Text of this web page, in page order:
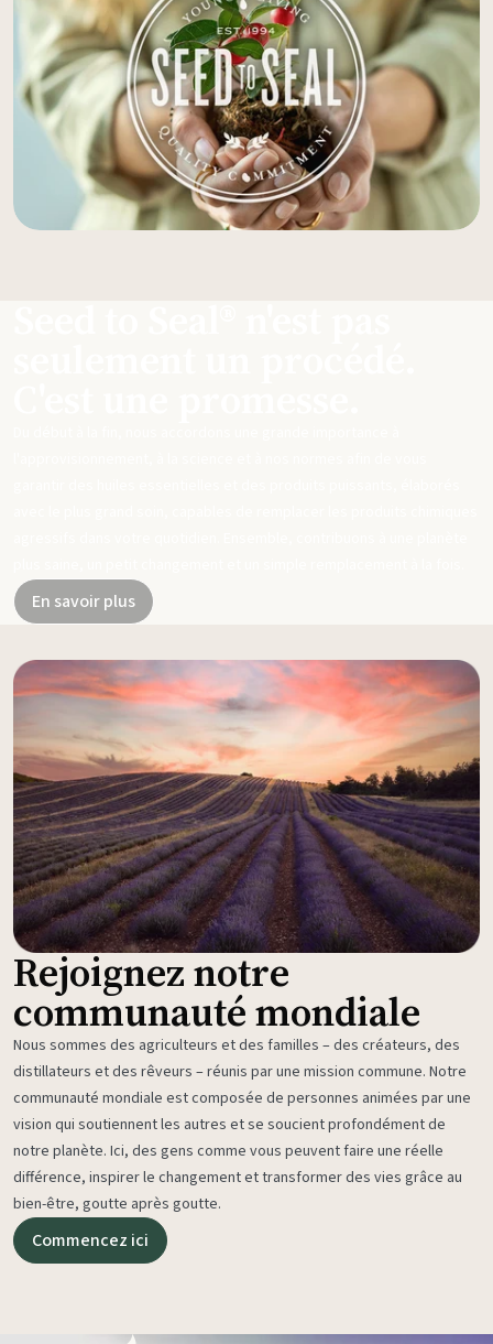
Seed to Seal® n'est pas
En savoir plus
Rejoignez notre
communauté mondiale
Nous sommes des agriculteurs et des familles – des créateurs, des
distillateurs et des rêveurs – réunis par une mission commune. Notre
communauté mondiale est composée de personnes animées par une
vision qui soutiennent les autres et se soucient profondément de
notre planète. Ici, des gens comme vous peuvent faire une réelle
différence, inspirer le changement et transformer des vies grâce au
bien-être, goutte après goutte.
Commencez ici